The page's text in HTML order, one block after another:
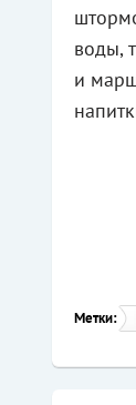
воды,
и
Метки: